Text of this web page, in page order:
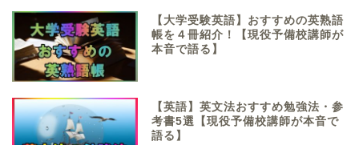
【大学受験英語】おすすめの英熟語
帳を４冊紹介！【現役予備校講師が
本音で語る】
【英語】英文法おすすめ勉強法・参
考書5選【現役予備校講師が本音で
語る】